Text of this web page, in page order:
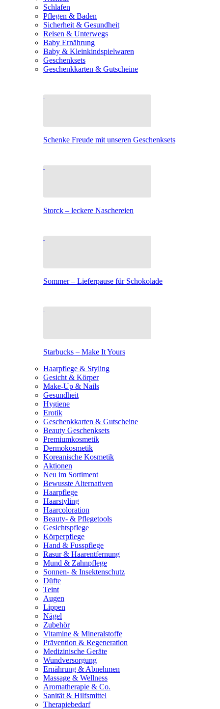
Schlafen
Pflegen & Baden
Sicherheit & Gesundheit
Reisen & Unterwegs
Baby Ernährung
Baby & Kleinkindspielwaren
Geschenksets
Geschenkkarten & Gutscheine
Schenke Freude mit unseren Geschenksets
Storck – leckere Naschereien
Sommer – Lieferpause für Schokolade
Starbucks – Make It Yours
Haarpflege & Styling
Gesicht & Körper
Make-Up & Nails
Gesundheit
Hygiene
Erotik
Geschenkkarten & Gutscheine
Beauty Geschenksets
Premiumkosmetik
Dermokosmetik
Koreanische Kosmetik
Aktionen
Neu im Sortiment
Bewusste Alternativen
Haarpflege
Haarstyling
Haarcoloration
Beauty- & Pflegetools
Gesichtspflege
Körperpflege
Hand & Fusspflege
Rasur & Haarentfernung
Mund & Zahnpflege
Sonnen- & Insektenschutz
Düfte
Teint
Augen
Lippen
Nägel
Zubehör
Vitamine & Mineralstoffe
Prävention & Regeneration
Medizinische Geräte
Wundversorgung
Ernährung & Abnehmen
Massage & Wellness
Aromatherapie & Co.
Sanität & Hilfsmittel
Therapiebedarf